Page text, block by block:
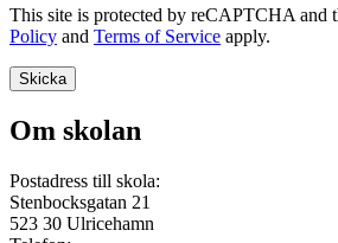
This site is protected by reCAPTCHA and
Policy and Terms of Service apply.
Om skolan
Postadress till skola:
Stenbocksgatan 21
523 30 Ulricehamn